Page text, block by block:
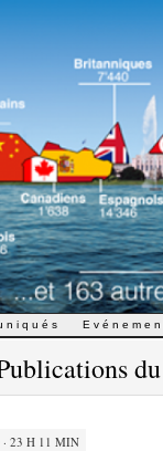
23 H 11 MIN